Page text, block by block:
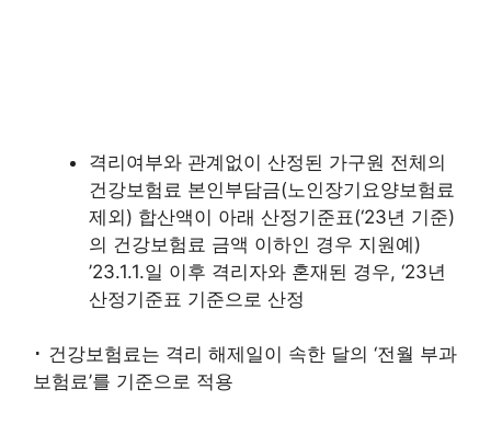
격리여부와 관계없이 산정된 가구원 전체의
건강보험료 본인부담금(노인장기요양보험료
제외) 합산액이 아래 산정기준표(‘23년 기준)
의 건강보험료 금액 이하인 경우 지원예)
’23.1.1.일 이후 격리자와 혼재된 경우, ‘23년
산정기준표 기준으로 산정
･ 건강보험료는 격리 해제일이 속한 달의 ‘전월 부과
보험료’를 기준으로 적용